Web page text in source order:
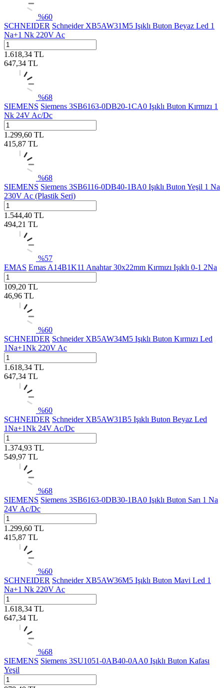
%60
SCHNEIDER Schneider XB5AW31M5 Işıklı Buton Beyaz Led 1
Na+1 Nk 220V Ac
1.618,34 TL
647,34 TL
%68
SIEMENS Siemens 3SB6163-0DB20-1CA0 Işıklı Buton Kırmızı 1
Nk 24V Ac/Dc
1.299,60 TL
415,87 TL
%68
SIEMENS Siemens 3SB6116-0DB40-1BA0 Işıklı Buton Yeşil 1 Na
230V Ac (Plastik Seri)
1.544,40 TL
494,21 TL
%57
EMAS Emas A14B1K11 Anahtar 30x22mm Kırmızı Işıklı 0-1 2Na
109,20 TL
46,96 TL
%60
SCHNEIDER Schneider XB5AW34M5 Işıklı Buton Kırmızı Led
1Na+1Nk 220V Ac
1.618,34 TL
647,34 TL
%60
SCHNEIDER Schneider XB5AW31B5 Işıklı Buton Beyaz Led
1Na+1Nk 24V Ac/Dc
1.374,93 TL
549,97 TL
%68
SIEMENS Siemens 3SB6163-0DB30-1BA0 Işıklı Buton Sarı 1 Na
24V Ac/Dc
1.299,60 TL
415,87 TL
%60
SCHNEIDER Schneider XB5AW36M5 Işıklı Buton Mavi Led 1
Na+1 Nk 220V Ac
1.618,34 TL
647,34 TL
%68
SIEMENS Siemens 3SU1051-0AB40-0AA0 Işıklı Buton Kafası
Yeşil